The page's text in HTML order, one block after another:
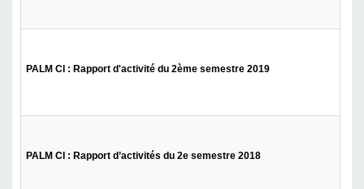
PALM CI : Rapport d'activité du 2ème semestre 2019
PALM CI : Rapport d’activités du 2e semestre 2018